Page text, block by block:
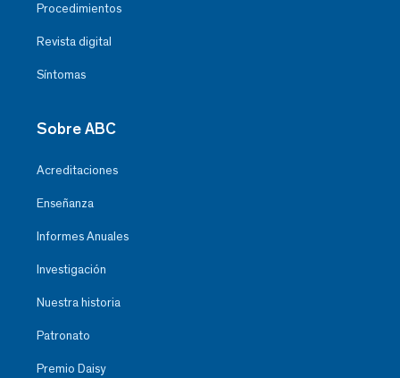
Procedimientos
Revista digital
Síntomas
Sobre ABC
Acreditaciones
Enseñanza
Informes Anuales
Investigación
Nuestra historia
Patronato
Premio Daisy